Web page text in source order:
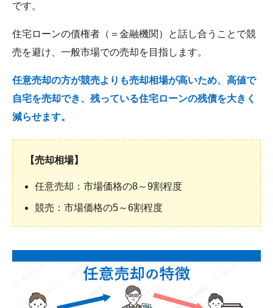
です。
住宅ローンの債権者（＝金融機関）と話し合うことで競
売を避け、一般市場での売却を目指します。
任意売却の方が競売よりも売却相場が高いため、高値で
自宅を売却でき、残っている住宅ローンの残債を大きく
減らせます。
【売却相場】
任意売却：市場価格の8～9割程度
競売：市場価格の5～6割程度